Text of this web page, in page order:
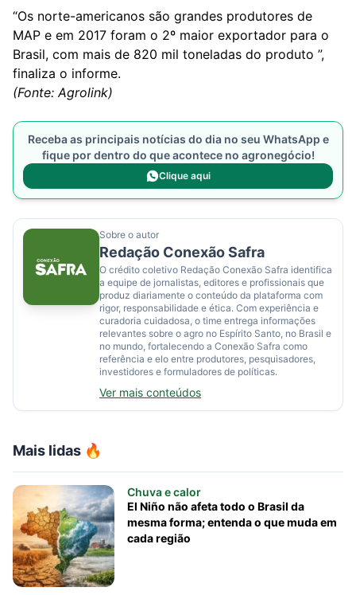
Mais lidas 🔥
Chuva e calor
El Niño não afeta todo o Brasil da
mesma forma; entenda o que muda em
cada região
“Os norte-americanos são grandes produtores de
MAP e em 2017 foram o 2º maior exportador para o
Brasil, com mais de 820 mil toneladas do produto ”,
finaliza o informe.
(Fonte: Agrolink)
Receba as principais notícias do dia no seu WhatsApp e
fique por dentro do que acontece no agronegócio!
Clique aqui
Sobre o autor
Redação Conexão Safra
O crédito coletivo Redação Conexão Safra identifica
a equipe de jornalistas, editores e profissionais que
produz diariamente o conteúdo da plataforma com
rigor, responsabilidade e ética. Com experiência e
curadoria cuidadosa, o time entrega informações
relevantes sobre o agro no Espírito Santo, no Brasil e
no mundo, fortalecendo a Conexão Safra como
referência e elo entre produtores, pesquisadores,
investidores e formuladores de políticas.
Ver mais conteúdos